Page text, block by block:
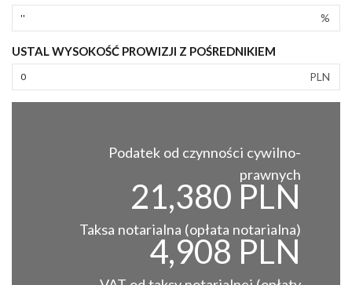
%
USTAL WYSOKOŚĆ PROWIZJI Z POŚREDNIKIEM
PLN
Podatek od czynności cywilno-
prawnych
21,380 PLN
Taksa notarialna (opłata notarialna)
4,908 PLN